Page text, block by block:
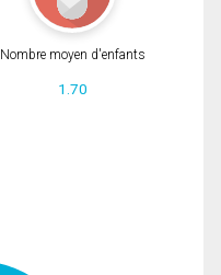
Nombre moyen d'enfants
1.70